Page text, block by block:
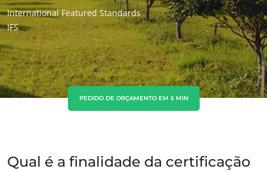
África
Tunísia (francês)
África do Sul (inglês)
Ásia
China (chinês)
Índia (inglês)
International Featured Standards
IFS
PEDIDO DE ORÇAMENTO EM 5 MIN
Qual é a finalidade da certificação